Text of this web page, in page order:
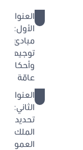
العنوان
الأول:
مبادئ
توجيهية
وأحكام
عامّة
العنوان
الثاني:
تحديد
الملك
العمومي